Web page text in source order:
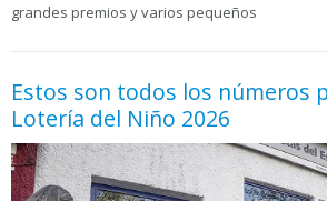
grandes premios y varios pequeños
Estos son todos los números
Lotería del Niño 2026